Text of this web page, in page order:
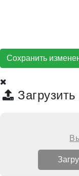
Сохранить